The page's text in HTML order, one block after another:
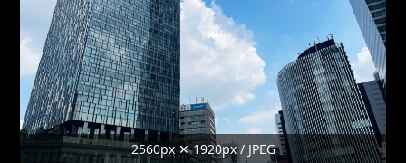
2560px ✕ 1920px / JPEG